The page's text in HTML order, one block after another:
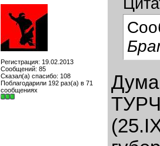
Регистрация: 19.02.2013
Сообщений: 85
Сказал(а) спасибо: 108
Поблагодарили 192 раз(а) в 71
сообщениях